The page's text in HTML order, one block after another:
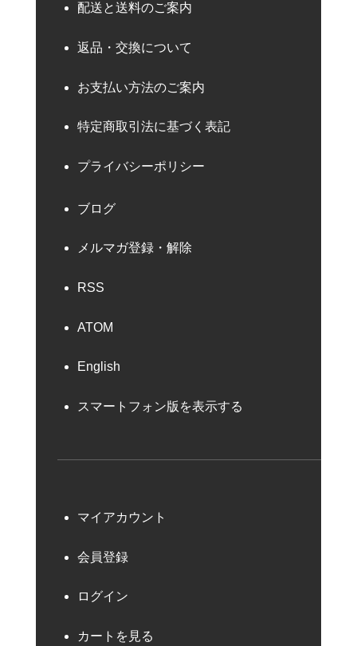
配送と送料のご案内
返品・交換について
お支払い方法のご案内
特定商取引法に基づく表記
プライバシーポリシー
ブログ
メルマガ登録・解除
RSS
ATOM
English
スマートフォン版を表示する
マイアカウント
会員登録
ログイン
カートを見る